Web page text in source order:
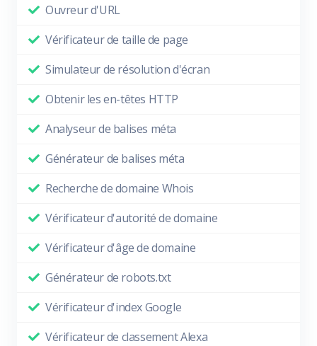
Ouvreur d'URL
Vérificateur de taille de page
Simulateur de résolution d'écran
Obtenir les en-têtes HTTP
Analyseur de balises méta
Générateur de balises méta
Recherche de domaine Whois
Vérificateur d'autorité de domaine
Vérificateur d'âge de domaine
Générateur de robots.txt
Vérificateur d'index Google
Vérificateur de classement Alexa